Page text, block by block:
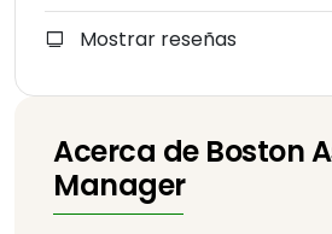
Mostrar reseñas
Acerca de Boston
Manager